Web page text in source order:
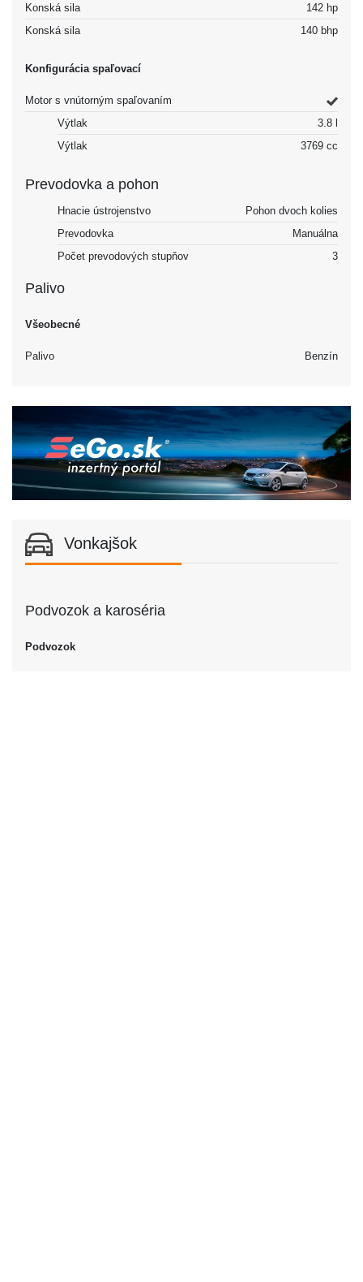
Konská sila
142 hp
Konská sila
140 bhp
Konfigurácia spaľovací
Motor s vnútorným spaľovaním
Výtlak
3.8 l
Výtlak
3769 cc
Prevodovka a pohon
Hnacie ústrojenstvo
Pohon dvoch kolies
Prevodovka
Manuálna
Počet prevodových stupňov
3
Palivo
Všeobecné
Palivo Benzín
Vonkajšok
Podvozok a karoséria
Podvozok